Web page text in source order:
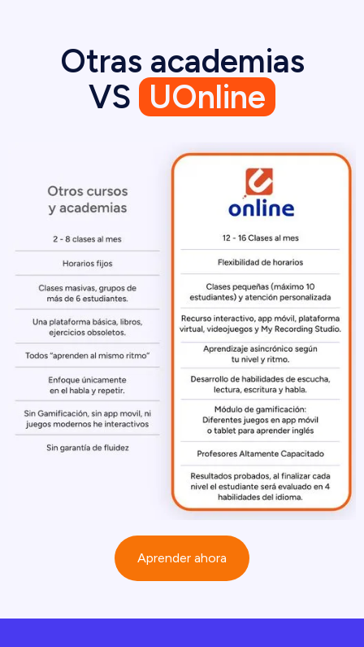
Otras academias
VS UOnline
Aprender ahora